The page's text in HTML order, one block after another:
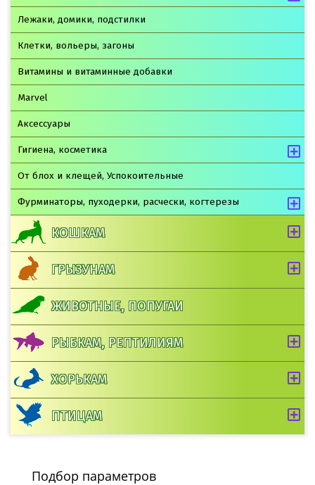
Лежаки, домики, подстилки
Клетки, вольеры, загоны
Витамины и витаминные добавки
Marvel
Аксессуары
Гигиена, косметика
От блох и клещей, Успокоительные
Фурминаторы, пуходерки, расчески, когтерезы
КОШКАМ
ГРЫЗУНАМ
ЖИВОТНЫЕ, ПОПУГАИ
РЫБКАМ, РЕПТИЛИЯМ
ХОРЬКАМ
ПТИЦАМ
Подбор параметров